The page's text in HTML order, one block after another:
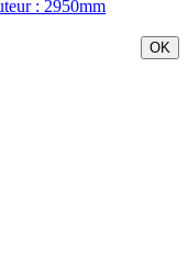
: 2950mm
OK